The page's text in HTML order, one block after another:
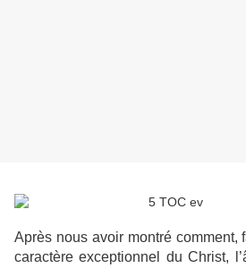
Après nous avoir montré comment,
caractère exceptionnel du Christ,